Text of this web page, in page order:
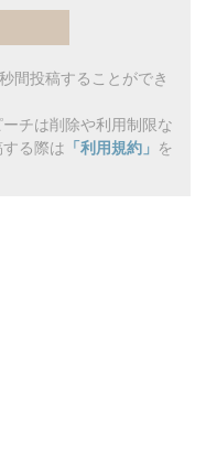
間投稿することができ
チは削除や利用制限な
る際は 「利用規約」 を